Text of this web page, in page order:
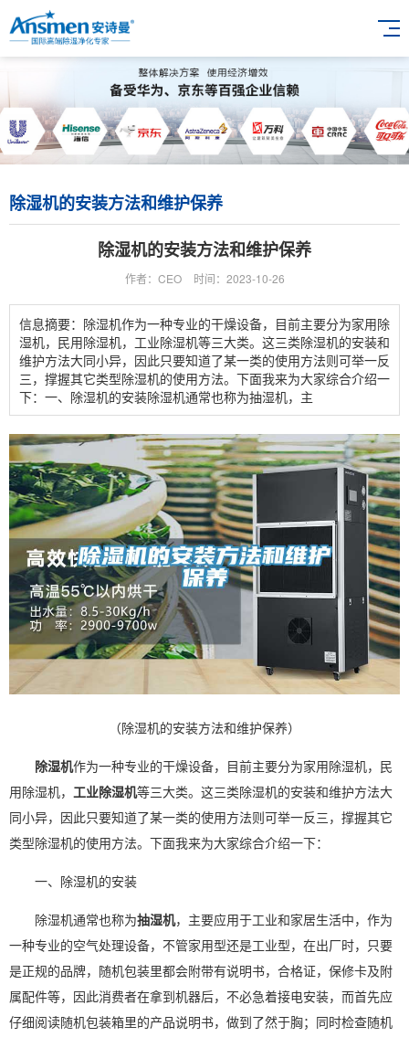
除湿机的安装方法和维护保养
除湿机的安装方法和维护保养
作者：CEO 时间：2023-10-26
信息摘要：除湿机作为一种专业的干燥设备，目前主要分为家用除
湿机，民用除湿机，工业除湿机等三大类。这三类除湿机的安装和
维护方法大同小异，因此只要知道了某一类的使用方法则可举一反
三，撑握其它类型除湿机的使用方法。下面我来为大家综合介绍一
下：一、除湿机的安装除湿机通常也称为抽湿机，主
（除湿机的安装方法和维护保养）
除湿机作为一种专业的干燥设备，目前主要分为家用除湿机，民
用除湿机， 工业除湿机等三大类。这三类除湿机的安装和维护方法大
同小异，因此只要知道了某一类的使用方法则可举一反三，撑握其它
类型除湿机的使用方法。下面我来为大家综合介绍一下：
一、除湿机的安装
除湿机通常也称为抽湿机，主要应用于工业和家居生活中，作为
一种专业的空气处理设备，不管家用型还是工业型，在出厂时，只要
是正规的品牌，随机包装里都会附带有说明书，合格证，保修卡及附
属配件等，因此消费者在拿到机器后，不必急着接电安装，而首先应
仔细阅读随机包装箱里的产品说明书，做到了然于胸；同时检查随机